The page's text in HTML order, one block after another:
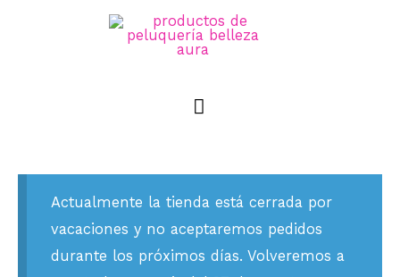
Actualmente la tienda está cerrada por
vacaciones y no aceptaremos pedidos
durante los próximos días. Volveremos a